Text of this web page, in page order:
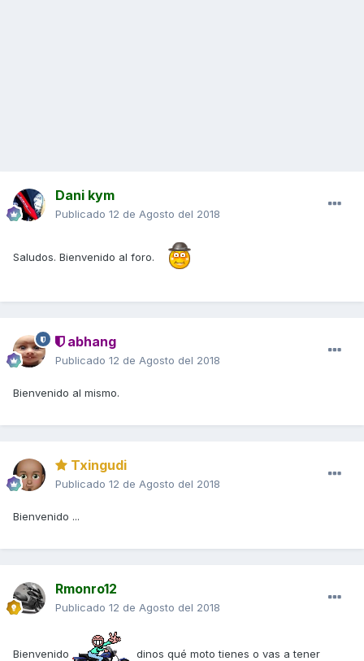
Dani kym
Publicado 12 de Agosto del 2018
Saludos. Bienvenido al foro.
abhang
Publicado 12 de Agosto del 2018
Bienvenido al mismo.
Txingudi
Publicado 12 de Agosto del 2018
Bienvenido ...
Rmonro12
Publicado 12 de Agosto del 2018
Bienvenido dinos qué moto tienes o vas a tener